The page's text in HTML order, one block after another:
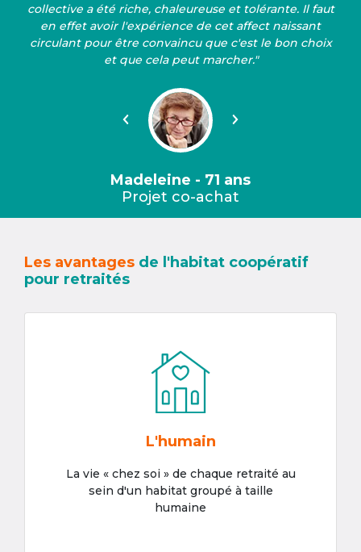
collective a été riche, chaleureuse et tolérante. Il faut
en effet avoir l'expérience de cet affect naissant
circulant pour être convaincu que c'est le bon choix
et que cela peut marcher."
Précédent Suivant
Madeleine - 71 ans
Projet co-achat
Les avantages de l'habitat coopératif
pour retraités
L'humain
La vie « chez soi » de chaque retraité au
sein d'un habitat groupé à taille
humaine